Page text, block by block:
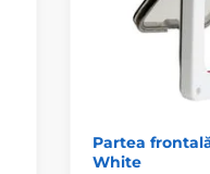
Partea
White